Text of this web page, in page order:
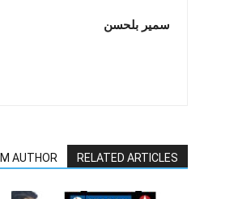
سمير بلحسن
RELATED ARTICLES
AUTHOR